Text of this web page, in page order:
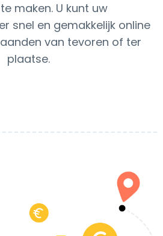
maken. U kunt uw
snel en gemakkelijk online
van tevoren of ter
plaatse.